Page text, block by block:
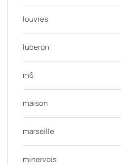
louvres
luberon
m6
maison
marseille
minervois